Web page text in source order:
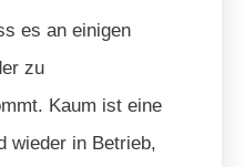
es an einigen
zu
Kaum ist eine
wieder in Betrieb,